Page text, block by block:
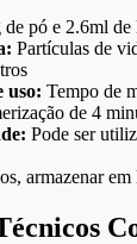
de pó e 2.6ml
Partículas de
uso: Tempo de
de 4
Pode ser
armazenar